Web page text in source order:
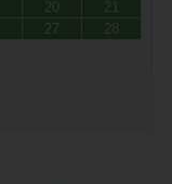
20
21
27
28